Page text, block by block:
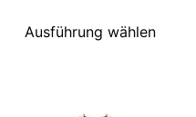
Ausführung wählen